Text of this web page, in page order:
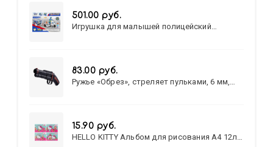
501.00 руб.
Игрушка для малышей полицейский
83.00 руб.
Ружье «Обрез», стреляет пульками, 6 мм,
15.90 руб.
HELLO KITTY Альбом для рисования А4 12л.